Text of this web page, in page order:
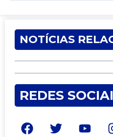
NOTÍCIAS
REDES